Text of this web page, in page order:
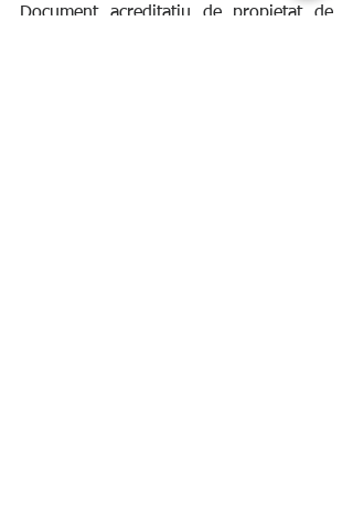
Document acreditatiu de propietat de